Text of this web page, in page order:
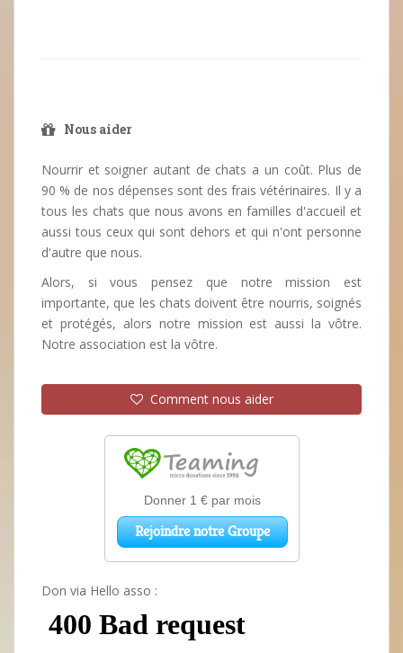
Nous aider
Nourrir et soigner autant de chats a un coût. Plus de
90 % de nos dépenses sont des frais vétérinaires. Il y a
tous les chats que nous avons en familles d'accueil et
aussi tous ceux qui sont dehors et qui n'ont personne
d'autre que nous.
Alors, si vous pensez que notre mission est
importante, que les chats doivent être nourris, soignés
et protégés, alors notre mission est aussi la vôtre.
Notre association est la vôtre.
Comment nous aider
Don via Hello asso :